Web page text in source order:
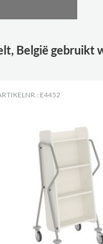
België gebruikt
E4452